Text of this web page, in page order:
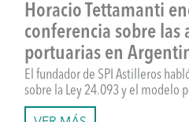
Horacio Tettamanti
conferencia sobre las
portuarias en
El fundador de SPI Astilleros
sobre la Ley 24.093 y el modelo